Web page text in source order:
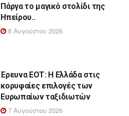
Πάργα το μαγικό στολίδι της
Ηπείρου..
8 Αυγούστου 2026
Έρευνα ΕΟΤ: Η Ελλάδα στις
κορυφαίες επιλογές των
Ευρωπαίων ταξιδιωτών
7 Αυγούστου 2026